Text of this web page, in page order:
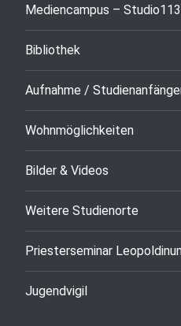
Mediencampus –
Bibliothek
Aufnahme /
Wohnmöglichkeiten
Bilder & Videos
Weitere Studienorte
Priesterseminar
Jugendvigil